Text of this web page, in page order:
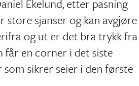
Ekelund, etter pasning
store sjanser og kan avgjøre
og ut er det bra trykk fra
får en corner i det siste
sikrer seier i den første